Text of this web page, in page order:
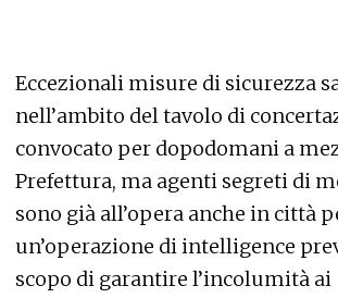
Eccezionali misure di sicurezza
nell’ambito del tavolo di
convocato per dopodomani a
Prefettura, ma agenti segreti di
sono già all’opera anche in città
un’operazione di intelligence
scopo di garantire l’incolumità ai